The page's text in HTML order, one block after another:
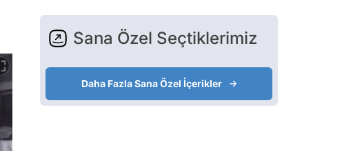
Sana Özel Seçtiklerimiz
Daha Fazla Sana Özel İçerikler